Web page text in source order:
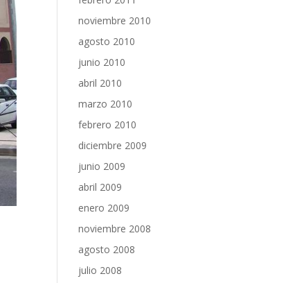
noviembre 2010
agosto 2010
junio 2010
abril 2010
marzo 2010
febrero 2010
diciembre 2009
junio 2009
abril 2009
enero 2009
noviembre 2008
agosto 2008
julio 2008